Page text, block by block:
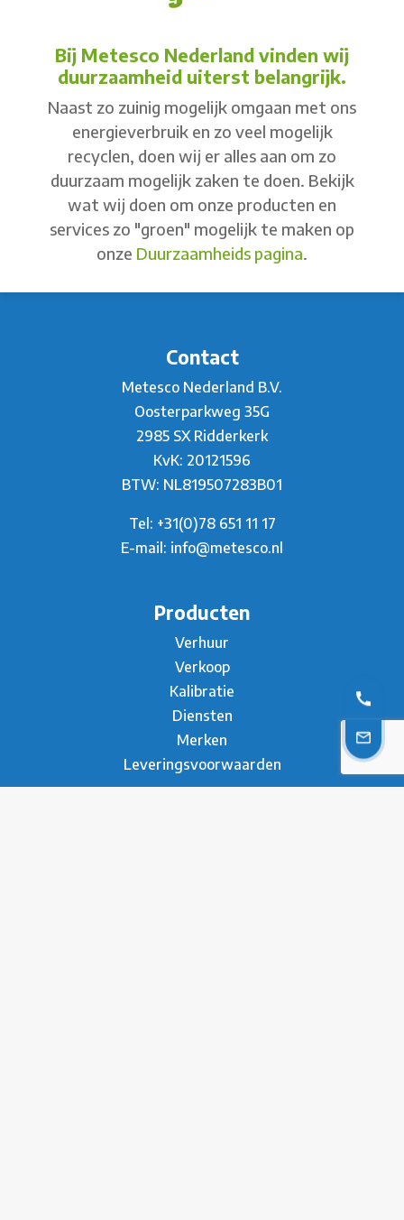
Bij Metesco Nederland vinden wij
duurzaamheid uiterst belangrijk.
Naast zo zuinig mogelijk omgaan met ons
energieverbruik en zo veel mogelijk
recyclen, doen wij er alles aan om zo
duurzaam mogelijk zaken te doen. Bekijk
wat wij doen om onze producten en
services zo "groen" mogelijk te maken op
onze Duurzaamheids pagina.
Contact
Metesco Nederland B.V.
Oosterparkweg 35G
2985 SX Ridderkerk
KvK: 20121596
BTW: NL819507283B01
Tel: +31(0)78 651 11 17
E-mail: info@metesco.nl
Producten
Verhuur
Verkoop
Kalibratie
Diensten
Merken
Leveringsvoorwaarden